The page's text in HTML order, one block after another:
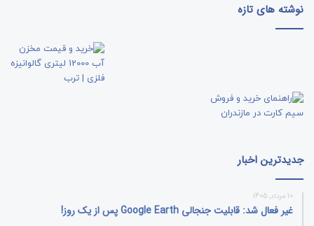
نوشته های تازه
جدیدترین اخبار
10 مرداد, 1405
غیر فعال شد: قابلیت جنجالی Google Earth پس از یک روز!